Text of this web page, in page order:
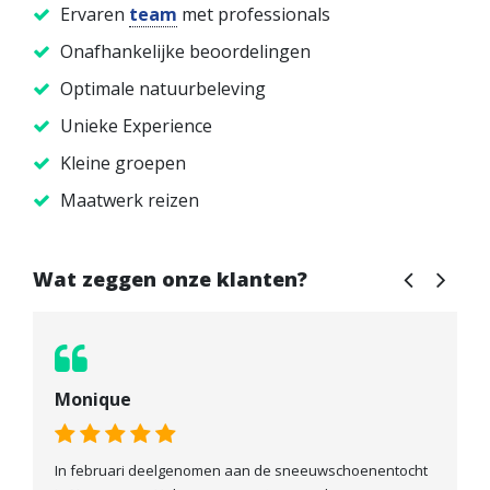
Ervaren team met professionals
Onafhankelijke beoordelingen
Optimale natuurbeleving
Unieke Experience
Kleine groepen
Maatwerk reizen
Wat zeggen onze klanten?
Een week lang door de prachtige natuur van